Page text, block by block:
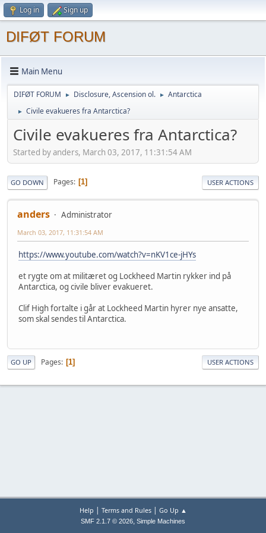
Log in Sign up
DIFØT FORUM
Main Menu
DIFØT FORUM ► Disclosure, Ascension ol. ► Antarctica
► Civile evakueres fra Antarctica?
Civile evakueres fra Antarctica?
Started by anders, March 03, 2017, 11:31:54 AM
GO DOWN Pages 1 USER ACTIONS
anders Administrator
March 03, 2017, 11:31:54 AM
https://www.youtube.com/watch?v=nKV1ce-jHYs
et rygte om at militæret og Lockheed Martin rykker ind på
Antarctica, og civile bliver evakueret.
Clif High fortalte i går at Lockheed Martin hyrer nye ansatte,
som skal sendes til Antarctica.
GO UP Pages 1 USER ACTIONS
Help | Terms and Rules| Go Up ▲
SMF 2.1.7 © 2026, Simple Machines